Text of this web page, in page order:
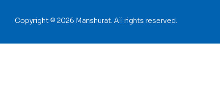
Copyright © 2026 Manshurat. All rights reserved.